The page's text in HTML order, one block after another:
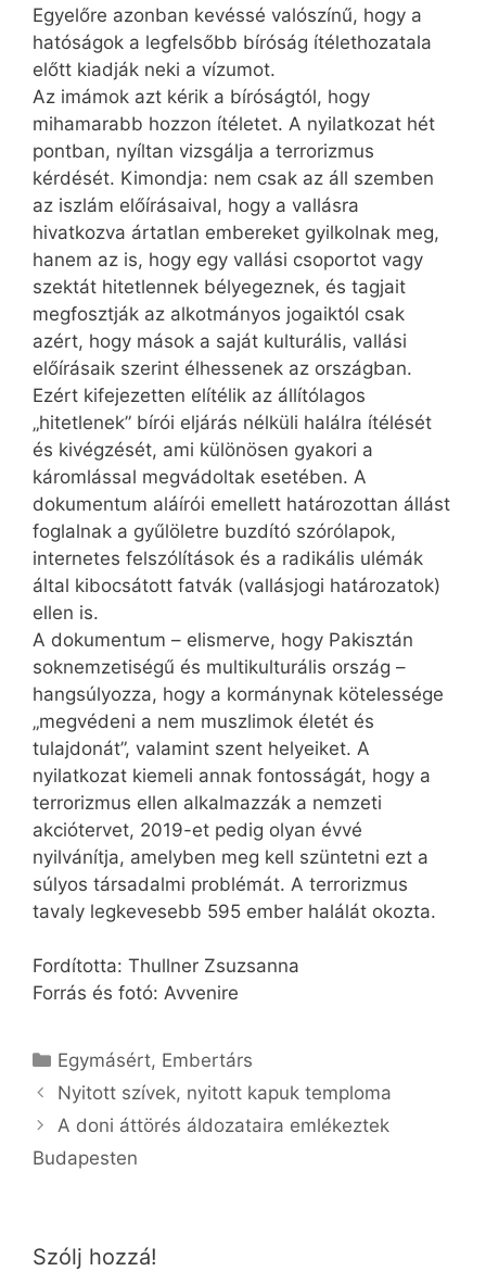
Egyelőre azonban kevéssé valószínű, hogy a
hatóságok a legfelsőbb bíróság ítélethozatala
előtt kiadják neki a vízumot.
Az imámok azt kérik a bíróságtól, hogy
mihamarabb hozzon ítéletet. A nyilatkozat hét
pontban, nyíltan vizsgálja a terrorizmus
kérdését. Kimondja: nem csak az áll szemben
az iszlám előírásaival, hogy a vallásra
hivatkozva ártatlan embereket gyilkolnak meg,
hanem az is, hogy egy vallási csoportot vagy
szektát hitetlennek bélyegeznek, és tagjait
megfosztják az alkotmányos jogaiktól csak
azért, hogy mások a saját kulturális, vallási
előírásaik szerint élhessenek az országban.
Ezért kifejezetten elítélik az állítólagos
„hitetlenek” bírói eljárás nélküli halálra ítélését
és kivégzését, ami különösen gyakori a
káromlással megvádoltak esetében. A
dokumentum aláírói emellett határozottan állást
foglalnak a gyűlöletre buzdító szórólapok,
internetes felszólítások és a radikális ulémák
által kibocsátott fatvák (vallásjogi határozatok)
ellen is.
A dokumentum – elismerve, hogy Pakisztán
soknemzetiségű és multikulturális ország –
hangsúlyozza, hogy a kormánynak kötelessége
„megvédeni a nem muszlimok életét és
tulajdonát”, valamint szent helyeiket. A
nyilatkozat kiemeli annak fontosságát, hogy a
terrorizmus ellen alkalmazzák a nemzeti
akciótervet, 2019-et pedig olyan évvé
nyilvánítja, amelyben meg kell szüntetni ezt a
súlyos társadalmi problémát. A terrorizmus
tavaly legkevesebb 595 ember halálát okozta.
Fordította: Thullner Zsuzsanna
Forrás és fotó: Avvenire
Kategória
Egymásért, Embertárs
Nyitott szívek, nyitott kapuk temploma
A doni áttörés áldozataira emlékeztek
Budapesten
Szólj hozzá!